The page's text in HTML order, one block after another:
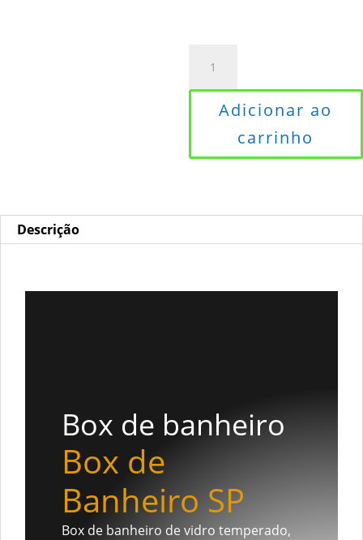
para
190cm
Adicionar ao
carrinho
Descrição
Box de banheiro
Box de
Banheiro SP
Box de banheiro de vidro temperado,